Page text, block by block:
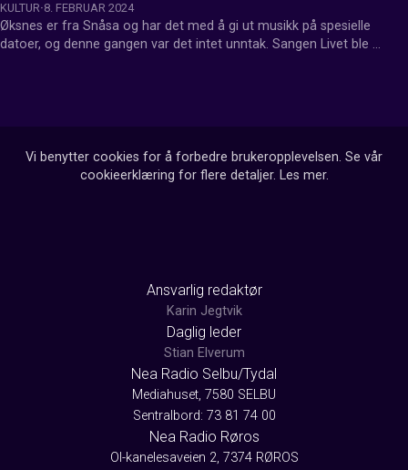
KULTUR 8. FEBRUAR 2024
Øksnes er fra Snåsa og har det med å gi ut musikk på spesielle
datoer, og denne gangen var det intet unntak. Sangen Livet ble
Vi benytter cookies for å forbedre brukeropplevelsen. Se vår
cookieerklæring for flere detaljer. Les mer.
Ansvarlig redaktør
Karin Jegtvik
Daglig leder
Stian Elverum
Nea Radio Selbu/Tydal
Mediahuset, 7580 SELBU
Sentralbord: 73 81 74 00
Nea Radio Røros
Ol-kanelesaveien 2, 7374 RØROS